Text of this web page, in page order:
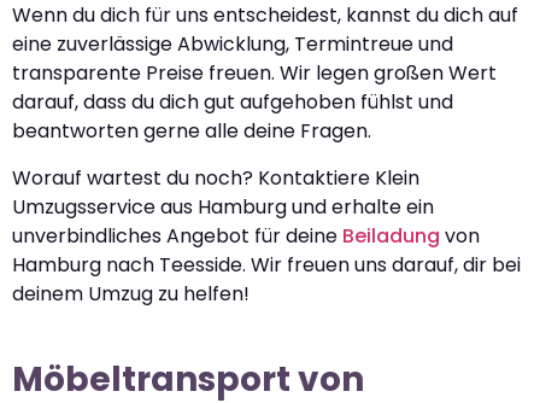
Wenn du dich für uns entscheidest, kannst du dich auf
eine zuverlässige Abwicklung, Termintreue und
transparente Preise freuen. Wir legen großen Wert
darauf, dass du dich gut aufgehoben fühlst und
beantworten gerne alle deine Fragen.
Worauf wartest du noch? Kontaktiere Klein
Umzugsservice aus Hamburg und erhalte ein
unverbindliches Angebot für deine Beiladung von
Hamburg nach Teesside. Wir freuen uns darauf, dir bei
deinem Umzug zu helfen!
Möbeltransport von